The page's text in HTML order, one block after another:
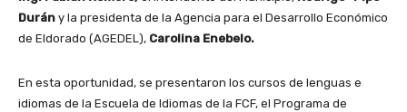
Durán y la presidenta de la Agencia para el Desarrollo Económico
de Eldorado (AGEDEL), Carolina Enebelo.
En esta oportunidad, se presentaron los cursos de lenguas e
idiomas de la Escuela de Idiomas de la FCF, el Programa de